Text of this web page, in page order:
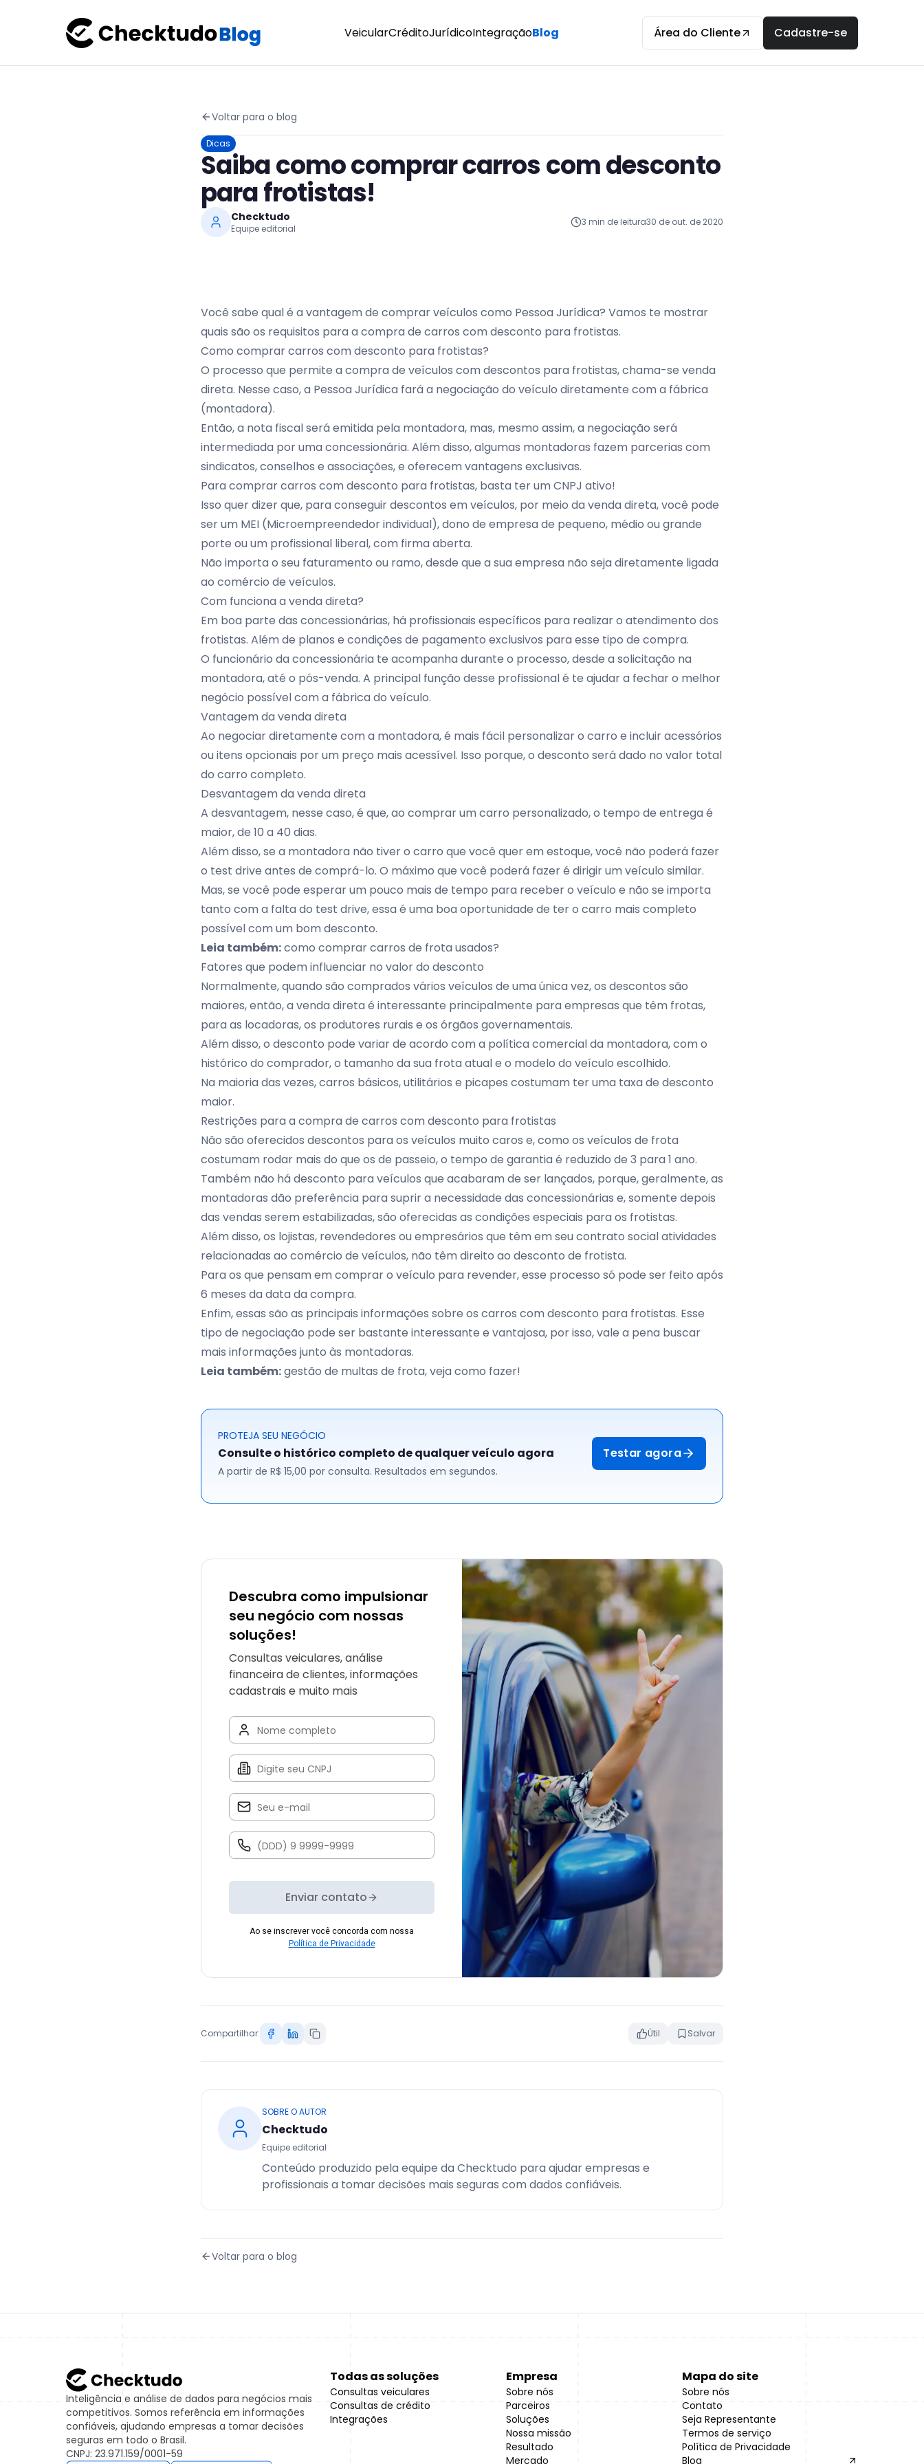
VeicularCréditoJurídicoIntegraçãoBlog Área do Cliente Cadastre-se
Voltar para o blog
Dicas
Saiba como comprar carros com desconto
para frotistas!
Checktudo
Equipe editorial
3 min de leitura30 de out. de 2020
Você sabe qual é a vantagem de comprar veículos como Pessoa Jurídica? Vamos te mostrar
quais são os requisitos para a compra de carros com desconto para frotistas.
Como comprar carros com desconto para frotistas?
O processo que permite a compra de veículos com descontos para frotistas, chama-se venda
direta. Nesse caso, a Pessoa Jurídica fará a negociação do veículo diretamente com a fábrica
(montadora).
Então, a nota fiscal será emitida pela montadora, mas, mesmo assim, a negociação será
intermediada por uma concessionária. Além disso, algumas montadoras fazem parcerias com
sindicatos, conselhos e associações, e oferecem vantagens exclusivas.
Para comprar carros com desconto para frotistas, basta ter um CNPJ ativo!
Isso quer dizer que, para conseguir descontos em veículos, por meio da venda direta, você pode
ser um MEI (Microempreendedor individual), dono de empresa de pequeno, médio ou grande
porte ou um profissional liberal, com firma aberta.
Não importa o seu faturamento ou ramo, desde que a sua empresa não seja diretamente ligada
ao comércio de veículos.
Com funciona a venda direta?
Em boa parte das concessionárias, há profissionais específicos para realizar o atendimento dos
frotistas. Além de planos e condições de pagamento exclusivos para esse tipo de compra.
O funcionário da concessionária te acompanha durante o processo, desde a solicitação na
montadora, até o pós-venda. A principal função desse profissional é te ajudar a fechar o melhor
negócio possível com a fábrica do veículo.
Vantagem da venda direta
Ao negociar diretamente com a montadora, é mais fácil personalizar o carro e incluir acessórios
ou itens opcionais por um preço mais acessível. Isso porque, o desconto será dado no valor total
do carro completo.
Desvantagem da venda direta
A desvantagem, nesse caso, é que, ao comprar um carro personalizado, o tempo de entrega é
maior, de 10 a 40 dias.
Além disso, se a montadora não tiver o carro que você quer em estoque, você não poderá fazer
o test drive antes de comprá-lo. O máximo que você poderá fazer é dirigir um veículo similar.
Mas, se você pode esperar um pouco mais de tempo para receber o veículo e não se importa
tanto com a falta do test drive, essa é uma boa oportunidade de ter o carro mais completo
possível com um bom desconto.
Leia também:como comprar carros de frota usados?
Fatores que podem influenciar no valor do desconto
Normalmente, quando são comprados vários veículos de uma única vez, os descontos são
maiores, então, a venda direta é interessante principalmente para empresas que têm frotas,
para as locadoras, os produtores rurais e os órgãos governamentais.
Além disso, o desconto pode variar de acordo com a política comercial da montadora, com o
histórico do comprador, o tamanho da sua frota atual e o modelo do veículo escolhido.
Na maioria das vezes, carros básicos, utilitários e picapes costumam ter uma taxa de desconto
maior.
Restrições para a compra de carros com desconto para frotistas
Não são oferecidos descontos para os veículos muito caros e, como os veículos de frota
costumam rodar mais do que os de passeio, o tempo de garantia é reduzido de 3 para 1 ano.
Também não há desconto para veículos que acabaram de ser lançados, porque, geralmente, as
montadoras dão preferência para suprir a necessidade das concessionárias e, somente depois
das vendas serem estabilizadas, são oferecidas as condições especiais para os frotistas.
Além disso, os lojistas, revendedores ou empresários que têm em seu contrato social atividades
relacionadas ao comércio de veículos, não têm direito ao desconto de frotista.
Para os que pensam em comprar o veículo para revender, esse processo só pode ser feito após
6 meses da data da compra.
Enfim, essas são as principais informações sobre os carros com desconto para frotistas. Esse
tipo de negociação pode ser bastante interessante e vantajosa, por isso, vale a pena buscar
mais informações junto às montadoras.
Leia também:gestão de multas de frota, veja como fazer!
PROTEJA SEU NEGÓCIO
Consulte o histórico completo de qualquer veículo agora
A partir de R$ 15,00 por consulta. Resultados em segundos.
Testar agora
Descubra como impulsionar
seu negócio com nossas
soluções!
Consultas veiculares, análise
financeira de clientes, informações
cadastrais e muito mais
Enviar contato
Ao se inscrever você concorda com nossa
Política de Privacidade
Compartilhar: Útil Salvar
SOBRE O AUTOR
Checktudo
Equipe editorial
Conteúdo produzido pela equipe da Checktudo para ajudar empresas e
profissionais a tomar decisões mais seguras com dados confiáveis.
Voltar para o blog
Inteligência e análise de dados para negócios mais
competitivos. Somos referência em informações
confiáveis, ajudando empresas a tomar decisões
seguras em todo o Brasil.
CNPJ: 23.971.159/0001-59
Todas as soluções
Consultas veiculares
Consultas de crédito
Integrações
Empresa
Sobre nós
Parceiros
Soluções
Nossa missão
Resultado
Mercado
Mapa do site
Sobre nós
Contato
Seja Representante
Termos de serviço
Política de Privacidade
Blog